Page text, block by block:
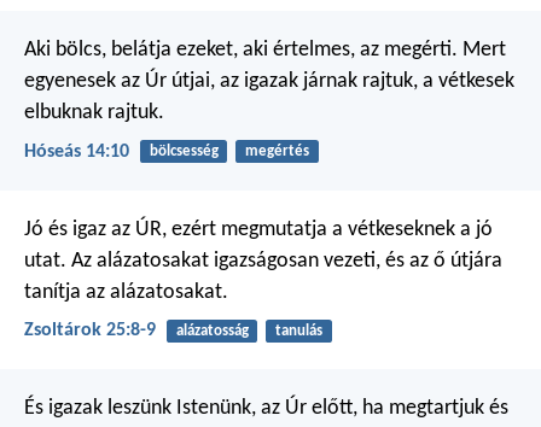
Aki bölcs, belátja ezeket, aki értelmes, az megérti. Mert
egyenesek az Úr útjai, az igazak járnak rajtuk, a vétkesek
elbuknak rajtuk.
Hóseás 14:10 bölcsesség megértés
Jó és igaz az ÚR, ezért megmutatja a vétkeseknek a jó
utat. Az alázatosakat igazságosan vezeti, és az ő útjára
tanítja az alázatosakat.
Zsoltárok 25:8-9 alázatosság tanulás
És igazak leszünk Istenünk, az Úr előtt, ha megtartjuk és